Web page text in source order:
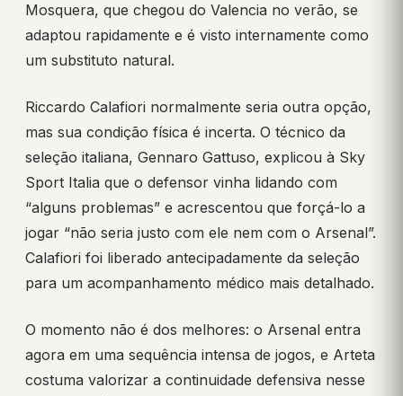
Mosquera, que chegou do Valencia no verão, se
adaptou rapidamente e é visto internamente como
um substituto natural.
Riccardo Calafiori normalmente seria outra opção,
mas sua condição física é incerta. O técnico da
seleção italiana, Gennaro Gattuso, explicou à Sky
Sport Italia que o defensor vinha lidando com
“alguns problemas” e acrescentou que forçá-lo a
jogar “não seria justo com ele nem com o Arsenal”.
Calafiori foi liberado antecipadamente da seleção
para um acompanhamento médico mais detalhado.
O momento não é dos melhores: o Arsenal entra
agora em uma sequência intensa de jogos, e Arteta
costuma valorizar a continuidade defensiva nesse